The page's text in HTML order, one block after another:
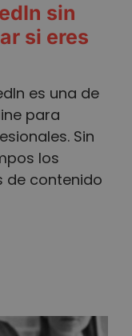
sin
si eres
es una de
para
Sin
los
de contenido